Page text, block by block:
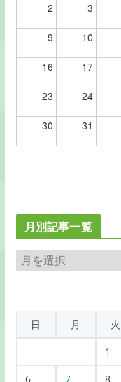
2 3
9 10
16 17
23 24
30 31
月別記事一覧
月
別
事
日
月 火
1
6 7 8